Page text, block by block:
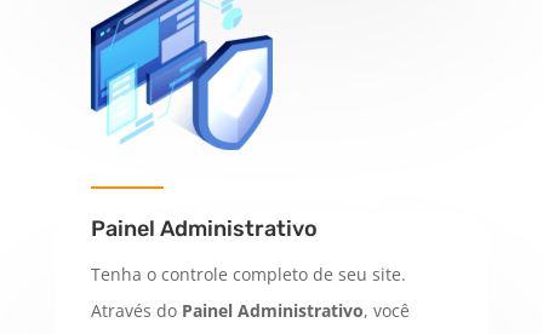
Painel Administrativo
Tenha o controle completo de seu site.
Através do Painel Administrativo, você